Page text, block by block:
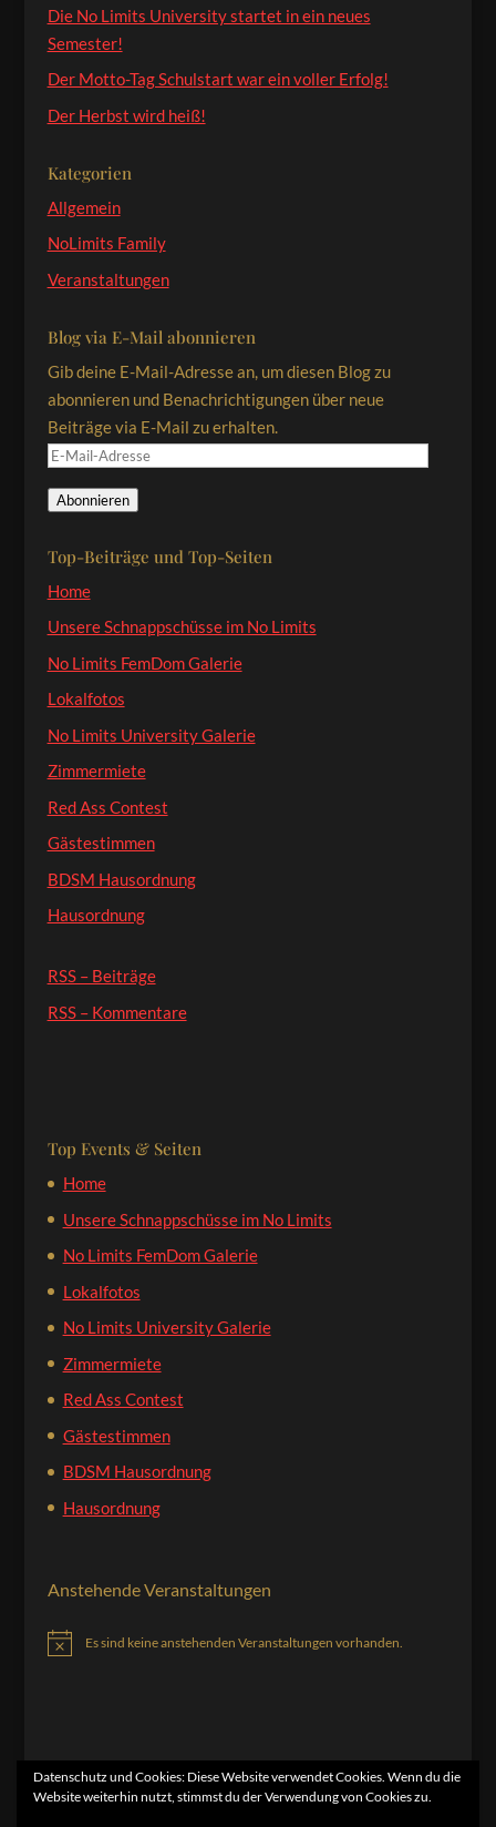
Die No Limits University startet in ein neues
Semester!
Der Motto-Tag Schulstart war ein voller Erfolg!
Der Herbst wird heiß!
Kategorien
Allgemein
NoLimits Family
Veranstaltungen
Blog via E-Mail abonnieren
Gib deine E-Mail-Adresse an, um diesen Blog zu
abonnieren und Benachrichtigungen über neue
Beiträge via E-Mail zu erhalten.
E-
Adresse
Abonnieren
Top-Beiträge und Top-Seiten
Home
Unsere Schnappschüsse im No Limits
No Limits FemDom Galerie
Lokalfotos
No Limits University Galerie
Zimmermiete
Red Ass Contest
Gästestimmen
BDSM Hausordnung
Hausordnung
RSS – Beiträge
RSS – Kommentare
Top Events & Seiten
Home
Unsere Schnappschüsse im No Limits
No Limits FemDom Galerie
Lokalfotos
No Limits University Galerie
Zimmermiete
Red Ass Contest
Gästestimmen
BDSM Hausordnung
Hausordnung
Anstehende Veranstaltungen
HinweisEs sind keine anstehenden Veranstaltungen vorhanden.
Datenschutz und Cookies: Diese Website verwendet Cookies. Wenn du die
Website weiterhin nutzt, stimmst du der Verwendung von Cookies zu.